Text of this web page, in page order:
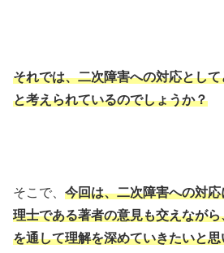
それでは、二次障害への対応とし
と考えられているのでしょうか？
そこで、 今回は、二次障害への対
理士である著者の意見も交えなが
を通して理解を深めていきたいと思